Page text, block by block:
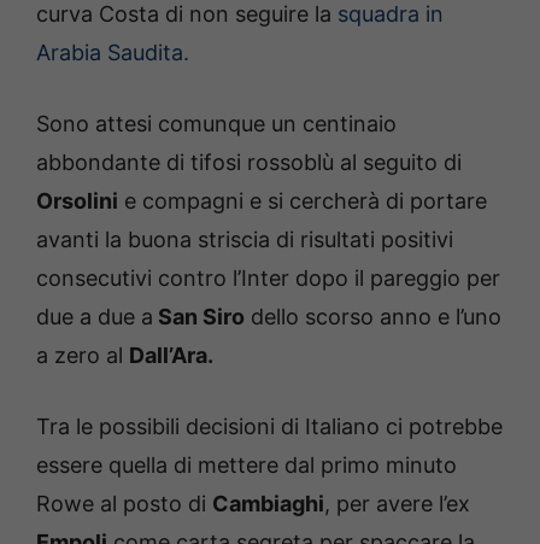
curva Costa di non seguire la squadra in
Arabia Saudita.
Sono attesi comunque un centinaio
abbondante di tifosi rossoblù al seguito di
Orsolini e compagni e si cercherà di portare
avanti la buona striscia di risultati positivi
consecutivi contro l’Inter dopo il pareggio per
due a due a San Siro dello scorso anno e l’uno
a zero al Dall’Ara.
Tra le possibili decisioni di Italiano ci potrebbe
essere quella di mettere dal primo minuto
Rowe al posto di Cambiaghi, per avere l’ex